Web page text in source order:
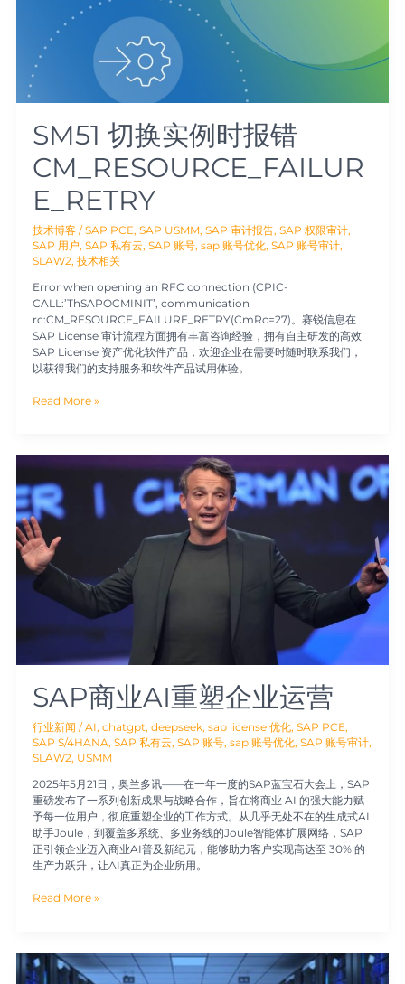
SM51 切换实例时报错
CM_RESOURCE_FAILUR
E_RETRY
技术博客 /SAP PCE,SAP USMM,SAP 审计报告,SAP 权限审计,
SAP 用户,SAP 私有云,SAP 账号,sap 账号优化,SAP 账号审计,
SLAW2,技术相关
Error when opening an RFC connection (CPIC-
CALL:’ThSAPOCMINIT’, communication
rc:CM_RESOURCE_FAILURE_RETRY(CmRc=27)。赛锐信息在
SAP License 审计流程方面拥有丰富咨询经验，拥有自主研发的高效
SAP License 资产优化软件产品，欢迎企业在需要时随时联系我们，
以获得我们的支持服务和软件产品试用体验。
CM_RESOURCE_FAILURE_RETRY
Read More »
SAP商业AI重塑企业运营
行业新闻 /AI,chatgpt,deepseek,sap license 优化,SAP PCE,
SAP S/4HANA,SAP 私有云,SAP 账号,sap 账号优化,SAP 账号审计,
SLAW2, USMM
2025年5月21日，奥兰多讯——在一年一度的SAP蓝宝石大会上，SAP
重磅发布了一系列创新成果与战略合作，旨在将商业 AI 的强大能力赋
予每一位用户，彻底重塑企业的工作方式。从几乎无处不在的生成式AI
助手Joule，到覆盖多系统、多业务线的Joule智能体扩展网络，SAP
正引领企业迈入商业AI普及新纪元，能够助力客户实现高达至 30% 的
生产力跃升，让AI真正为企业所用。
商
业
AI
重
塑
企
业
运
Read More »
sap
SM21